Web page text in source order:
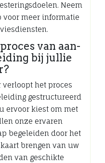
Neem
voor meer informatie
van aan-
bij jullie
het proces
gestructureerd
ervoor kiest om met
onze ervaren
begeleiden door het
brengen van uw
van geschikte